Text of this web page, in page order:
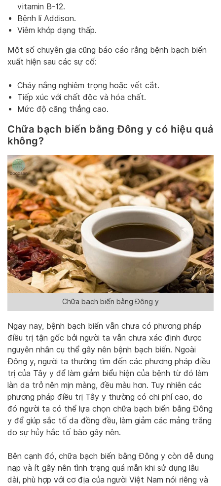
vitamin B-12.
Bệnh lí Addison.
Viêm khớp dạng thấp.
Một số chuyên gia cũng báo cáo rằng bệnh bạch biến
xuất hiện sau các sự cố:
Cháy nắng nghiêm trọng hoặc vết cắt.
Tiếp xúc với chất độc và hóa chất.
Mức độ căng thẳng cao.
Chữa bạch biến bằng Đông y có hiệu quả
không?
Chữa bạch biến bằng Đông y
Ngay nay, bệnh bạch biến vẫn chưa có phương pháp
điều trị tận gốc bởi người ta vẫn chưa xác định được
nguyên nhân cụ thể gây nên bệnh bạch biến. Ngoài
Đông y, người ta thường tìm đến các phương pháp điều
trị của Tây y để làm giảm biểu hiện của bệnh từ đó làm
làn da trở nên mịn màng, đều màu hơn. Tuy nhiên các
phương pháp điều trị Tây y thường có chi phí cao, do
đó người ta có thể lựa chọn chữa bạch biến bằng Đông
y để giúp sắc tố da đồng đều, làm giảm các mảng trắng
do sự hủy hắc tố bào gây nên.
Bên cạnh đó, chữa bạch biến bằng Đông y còn dễ dung
nạp và ít gây nên tình trạng quá mẫn khi sử dụng lâu
dài, phù hợp với cơ địa của người Việt Nam nói riêng và